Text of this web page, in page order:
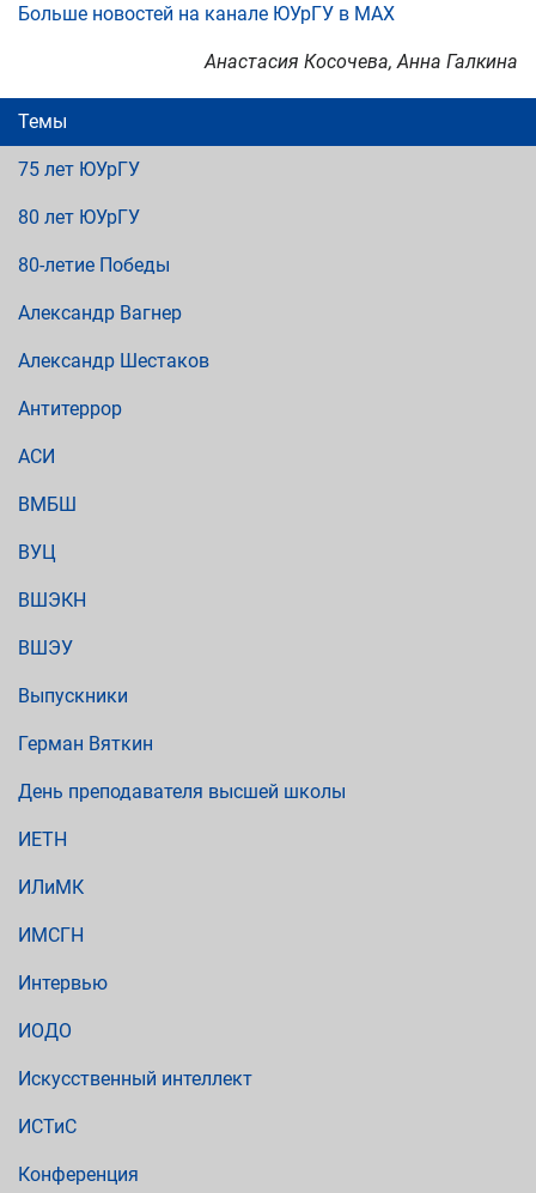
Больше новостей на канале ЮУрГУ в МАХ
Анастасия Косочева, Анна Галкина
Темы
75 лет ЮУрГУ
80 лет ЮУрГУ
80-летие Победы
Александр Вагнер
Александр Шестаков
Антитеррор
АСИ
ВМБШ
ВУЦ
ВШЭКН
ВШЭУ
Выпускники
Герман Вяткин
День преподавателя высшей школы
ИЕТН
ИЛиМК
ИМСГН
Интервью
ИОДО
Искусственный интеллект
ИСТиС
Конференция